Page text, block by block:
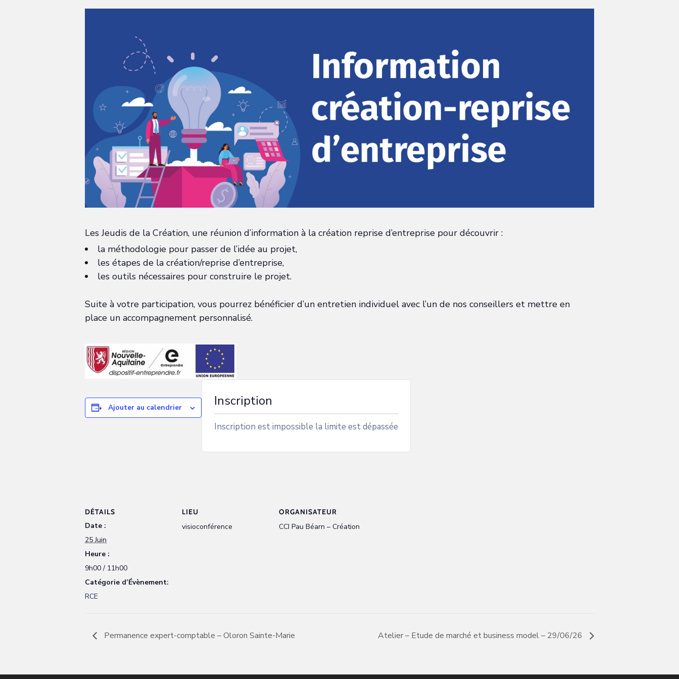
Les Jeudis de la Création, une réunion d’information à la création reprise d’entreprise pour découvrir :
la méthodologie pour passer de l’idée au projet,
les étapes de la création/reprise d’entreprise,
les outils nécessaires pour construire le projet.
Suite à votre participation, vous pourrez bénéficier d’un entretien individuel avec l’un de nos conseillers et mettre en
place un accompagnement personnalisé.
Ajouter au calendrier
DÉTAILS
Date :
25 Juin
Heure :
9h00 / 11h00
Catégorie d’Évènement:
RCE
LIEU
visioconférence
ORGANISATEUR
CCI Pau Béarn – Création
Inscription
Inscription est impossible la limite est dépassée
Permanence expert-comptable – Oloron Sainte-Marie Atelier – Etude de marché et business model – 29/06/26